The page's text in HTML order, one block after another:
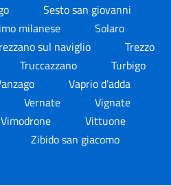
Sesto san giovanni
milanese
Solaro
sul naviglio
Trezzo
Truccazzano
Turbigo
Vaprio d'adda
Vernate
Vignate
Vimodrone
Vittuone
Zibido san giacomo